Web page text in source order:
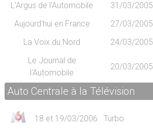
L'Argus de l'Automobile 31/03/2005
Aujourd'hui en France
27/03/2005
La Voix du Nord
24/03/2005
Le Journal de
l'Automobile
20/03/2005
Auto Centrale à la Télévision
18 et 19/03/2006 Turbo